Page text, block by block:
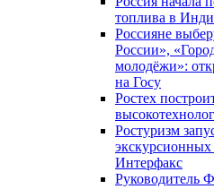
топлива в
Россияне
России»,
молодёжи»:
на Госу
Ростех
Ростуризм
Интерфакс
Руководитель